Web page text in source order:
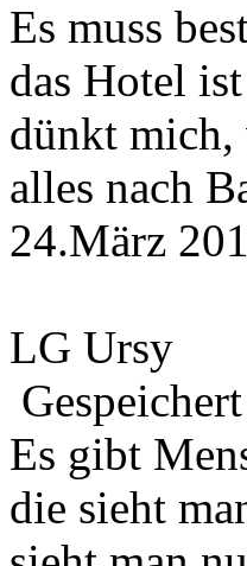
Es muss
das Hotel
dünkt mich,
alles nach
24.März
LG Ursy
Gespeichert
Es gibt
die sieht